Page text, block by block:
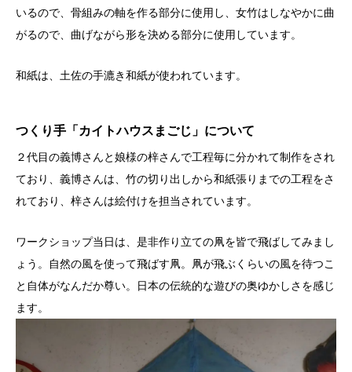
いるので、骨組みの軸を作る部分に使用し、女竹はしなやかに曲
がるので、曲げながら形を決める部分に使用しています。
和紙は、土佐の手漉き和紙が使われています。
つくり手「カイトハウスまごじ」について
２代目の義博さんと娘様の梓さんで工程毎に分かれて制作をされ
ており、義博さんは、竹の切り出しから和紙張りまでの工程をさ
れており、梓さんは絵付けを担当されています。
ワークショップ当日は、是非作り立ての凧を皆で飛ばしてみまし
ょう。自然の風を使って飛ばす凧。凧が飛ぶくらいの風を待つこ
と自体がなんだか尊い。日本の伝統的な遊びの奥ゆかしさを感じ
ます。